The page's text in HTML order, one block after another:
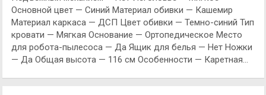
Основной цвет — Синий Материал обивки — Кашемир
Материал каркаса — ДСП Цвет обивки — Темно-синий Тип
кровати — Мягкая Основание — Ортопедическое Место
для робота-пылесоса — Да Ящик для белья — Нет Ножки
— Да Общая высота — 116 см Особенности — Каретная…